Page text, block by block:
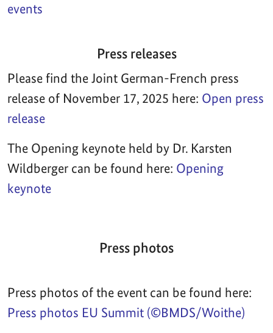
events
Press releases
Please find the Joint German-French press
release of November 17, 2025 here: Open press
release
The Opening keynote held by Dr. Karsten
Wildberger can be found here: Opening
keynote
Press photos
Press photos of the event can be found here:
Press photos EU Summit (©BMDS/Woithe)